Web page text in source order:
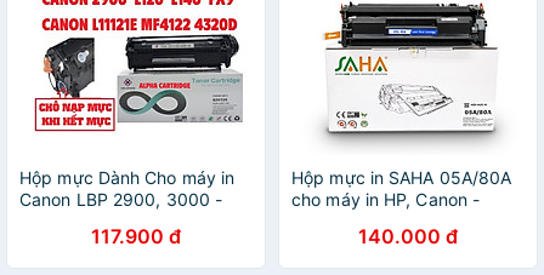
Hộp mực Dành Cho máy in
Canon LBP 2900, 3000 -
1012/ 1015/ 1020/ 1018/
1022/ 1022n/ 1022nw- Hàng
117.900 đ
Hộp mực in SAHA 05A/80A
cho máy in HP, Canon -
140.000 đ